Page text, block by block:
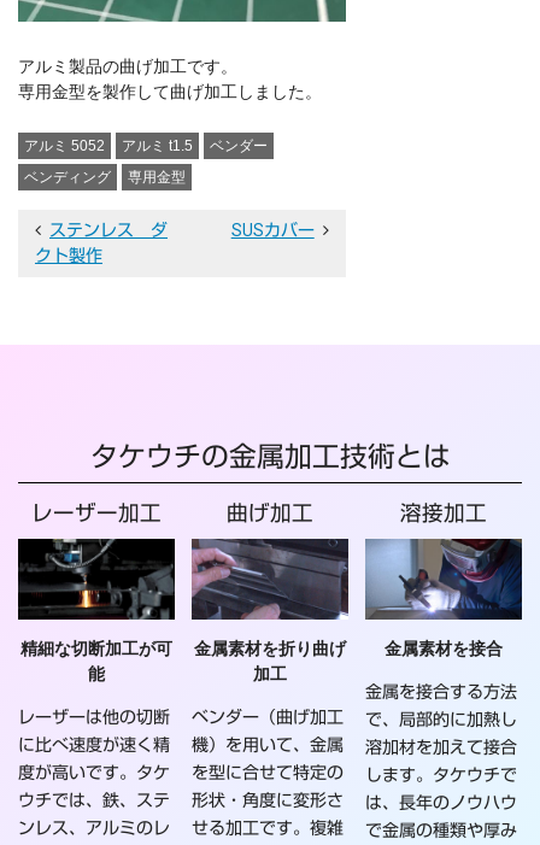
アルミ製品の曲げ加工です。
専用金型を製作して曲げ加工しました。
アルミ 5052 アルミ t1.5
ベンダー
ベンディング
専用金型
投
稿
ビ
ョ
ン
ステンレス ダ
クト製作
SUSカバー
タケウチの金属加工技術とは
レーザー加工
精細な切断加工が可
能
レーザーは他の切断
に比べ速度が速く精
度が高いです。タケ
ウチでは、鉄、ステ
ンレス、アルミのレ
曲げ加工
金属素材を折り曲げ
加工
ベンダー（曲げ加工
機）を用いて、金属
を型に合せて特定の
形状・角度に変形さ
せる加工です。複雑
溶接加工
金属素材を接合
金属を接合する方法
で、局部的に加熱し
溶加材を加えて接合
します。タケウチで
は、長年のノウハウ
で金属の種類や厚み